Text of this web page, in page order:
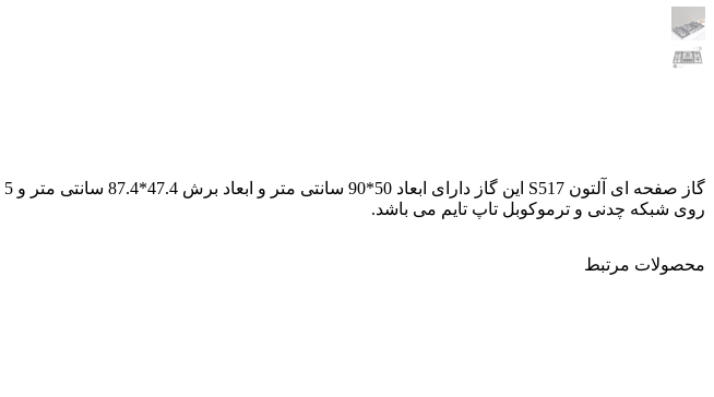
روی شبکه چدنی و ترموکوبل تاپ تایم می باشد.
محصولات مرتبط